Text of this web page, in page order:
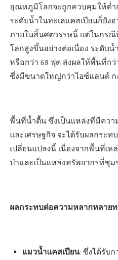
อุณหภูมิโลกจะถูกควบคุมให้ต่ำ
ระดับน้ำในทะเลแคสเปียนก็ยังอ
ภายในสิ้นศตวรรษนี้ แต่ในกร
โลกสูงขึ้นอย่างต่อเนื่อง ระดับน้
หรือกว่า 68 ฟุต ส่งผลให้พื้นที่กว่
ซึ่งมีขนาดใหญ่กว่าไอซ์แลนด์ ก
พื้นที่น้ำตื้น ซึ่งเป็นแหล่งที่มีควา
และเศรษฐกิจ จะได้รับผลกระท
เปลี่ยนแปลงนี้ เนื่องจากพื้นที่เ
ป่าและเป็นแหล่งทรัพยากรที่ชุ
ผลกระทบต่อความหลากหลาย
แมวน้ำแคสเปียน: ซึ่งได้รับ